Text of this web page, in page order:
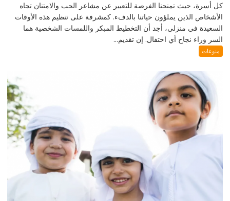
كل أسرة، حيث تمنحنا الفرصة للتعبير عن مشاعر الحب والامتنان تجاه
الأشخاص الذين يملؤون حياتنا بالدفء. كمشرفة على تنظيم هذه الأوقات
السعيدة في منزلي، أجد أن التخطيط المبكر واللمسات الشخصية هما
السر وراء نجاح أي احتفال. إن تقديم...
منوعات